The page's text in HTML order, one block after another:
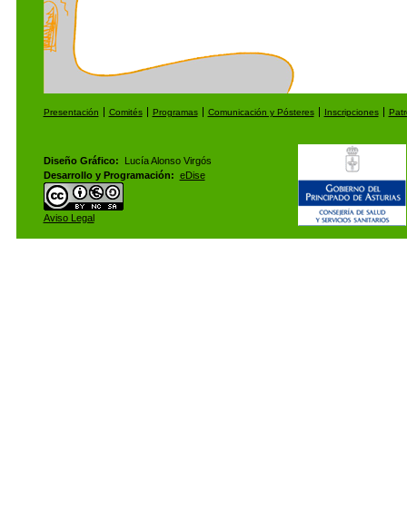
Presentación Comités Programas Comunicación y Pósteres Inscripciones
Diseño Gráfico: Lucía Alonso Virgós
Desarrollo y Programación: eDise
Aviso Legal